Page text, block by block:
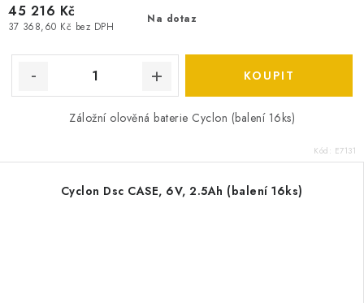
Na dotaz
37 368,60 Kč bez DPH
45 216 Kč
Záložní olověná baterie Cyclon (balení 16ks)
Kód: E7131
Cyclon Dsc CASE, 6V, 2.5Ah (balení 16ks)